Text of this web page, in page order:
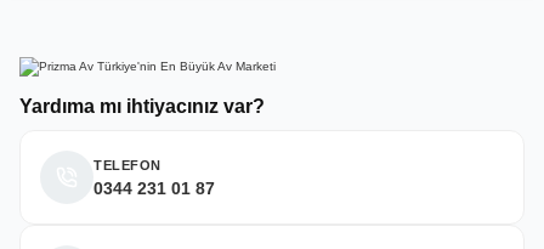
Yardıma mı ihtiyacınız var?
TELEFON
0344 231 01 87